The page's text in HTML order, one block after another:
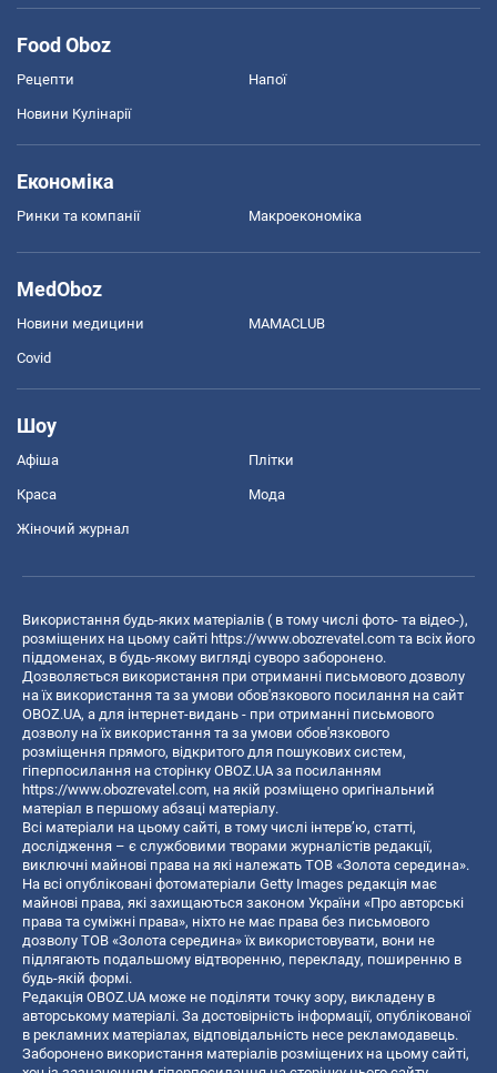
Food Oboz
Рецепти Напої
Новини Кулінарії
Економіка
Ринки та компанії Макроекономіка
MedOboz
Новини медицини MAMACLUB
Covid
Шоу
Афіша Плітки
Краса Мода
Жіночий журнал
Використання будь-яких матеріалів ( в тому числі фото- та відео-),
розміщених на цьому сайті https://www.obozrevatel.com та всіх його
піддоменах, в будь-якому вигляді суворо заборонено.
Дозволяється використання при отриманні письмового дозволу
на їх використання та за умови обов'язкового посилання на сайт
OBOZ.UA, а для інтернет-видань - при отриманні письмового
дозволу на їх використання та за умови обов'язкового
розміщення прямого, відкритого для пошукових систем,
гіперпосилання на сторінку OBOZ.UA за посиланням
https://www.obozrevatel.com, на якій розміщено оригінальний
матеріал в першому абзаці матеріалу.
Всі матеріали на цьому сайті, в тому числі інтерв’ю, статті,
дослідження – є службовими творами журналістів редакції,
виключні майнові права на які належать ТОВ «Золота середина».
На всі опубліковані фотоматеріали Getty Images редакція має
майнові права, які захищаються законом України «Про авторські
права та суміжні права», ніхто не має права без письмового
дозволу ТОВ «Золота середина» їх використовувати, вони не
підлягають подальшому відтворенню, перекладу, поширенню в
будь-якій формі.
Редакція OBOZ.UA може не поділяти точку зору, викладену в
авторському матеріалі. За достовірність інформації, опублікованої
в рекламних матеріалах, відповідальність несе рекламодавець.
Заборонено використання матеріалів розміщених на цьому сайті,